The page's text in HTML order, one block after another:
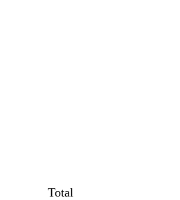
Total